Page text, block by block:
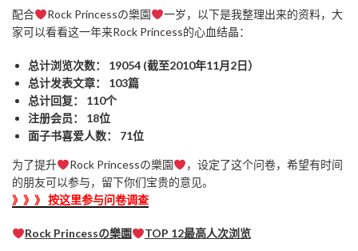
配合 Rock Princessの樂園
一岁，以下是我整理出来的资料，大
家可以看看这一年来Rock Princess的心血结晶：
总计浏览次数： 19054 (截至2010年11月2日）
总计发表文章： 103篇
总计回复： 110个
注册会员： 18位
面子书喜爱人数： 71位
为了提升 Rock Princessの樂園
，设定了这个问卷，希望有时间
的朋友可以参与，留下你们宝贵的意见。
》》》 按这里参与问卷调查
Rock Princessの樂園 TOP 12最高人次浏览